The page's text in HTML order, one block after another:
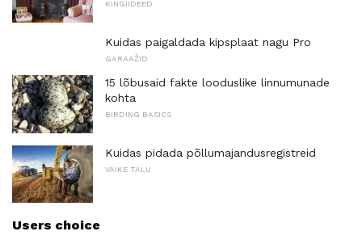
KINGIIDEED
Kuidas paigaldada kipsplaat nagu Pro
GARAAŽID
15 lõbusaid fakte looduslike linnumunade
kohta
BIRDING BASICS
Kuidas pidada põllumajandusregistreid
VÄIKE TALU
Users choice